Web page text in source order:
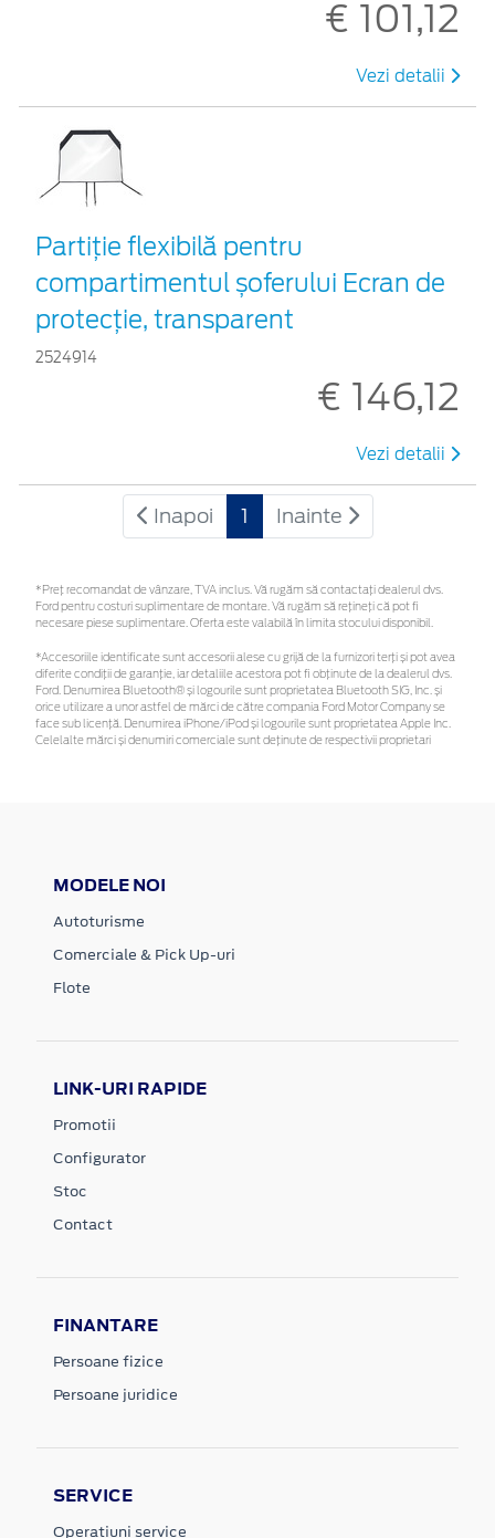
€ 101,12
Vezi detalii
Partiție flexibilă pentru
compartimentul șoferului Ecran de
protecție, transparent
2524914
€ 146,12
Vezi detalii
Inapoi 1 Inainte
*Preţ recomandat de vânzare, TVA inclus. Vă rugăm să contactaţi dealerul dvs.
Ford pentru costuri suplimentare de montare. Vă rugăm să rețineți că pot fi
necesare piese suplimentare. Oferta este valabilă în limita stocului disponibil.
*Accesoriile identificate sunt accesorii alese cu grijă de la furnizori terți și pot avea
diferite condiții de garanție, iar detaliile acestora pot fi obținute de la dealerul dvs.
Ford. Denumirea Bluetooth® și logourile sunt proprietatea Bluetooth SIG, Inc. și
orice utilizare a unor astfel de mărci de către compania Ford Motor Company se
face sub licență. Denumirea iPhone/iPod și logourile sunt proprietatea Apple Inc.
Celelalte mărci și denumiri comerciale sunt deținute de respectivii proprietari
MODELE NOI
Autoturisme
Comerciale & Pick Up-uri
Flote
LINK-URI RAPIDE
Promotii
Configurator
Stoc
Contact
FINANTARE
Persoane fizice
Persoane juridice
SERVICE
Operatiuni service